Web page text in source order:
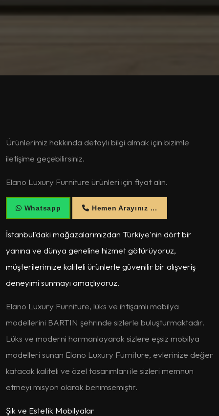
Ürünlerimiz hakkında detaylı bilgi almak için bizimle
iletişime geçebilirsiniz.
Elano Luxury Furniture ürünleri için fiyat alın.
Whatsapp Hemen Arayınız ...
İstanbul'daki mağazalarımızdan Türkiye'nin dört bir
yanına ve dünya geneline hizmet götürüyoruz,
müşterilerimize kaliteli ürünlerle güvenilir bir alışveriş
deneyimi sunmayı amaçlıyoruz.
Elano Luxury Furniture, lüks ve ihtişamlı mobilya
modellerini BARTIN şehrinde sizlerle buluşturmaktadır.
Lüks ve moderni harmanlayarak sizlere eşsiz mobilya
modelleri sunan Elano Luxury Furniture, evlerinize değer
katacak kaliteli ve özel tasarımları ile sizleri memnun
etmeyi misyon olarak benimsemiştir.
Şık ve Estetik Mobilyalar